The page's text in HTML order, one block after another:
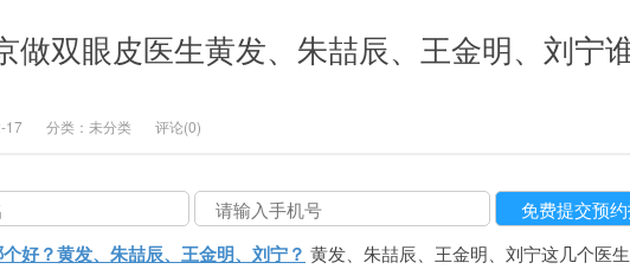
做双眼皮医生黄发、朱喆辰、王金明、刘宁
17 分类：未分类 评论(0)
好？黄发、朱喆辰、王金明、刘宁？ 黄发、朱喆辰、王金明、刘宁这几个医